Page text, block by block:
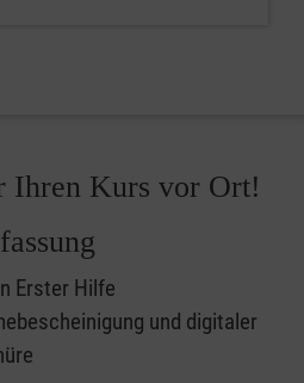
Ihren Kurs vor Ort!
Erster Hilfe
und digitaler